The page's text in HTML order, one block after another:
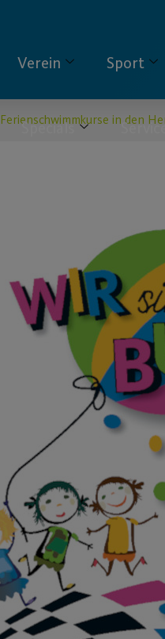
Verein Sport
Specials
Ferienschwimmkurse in den